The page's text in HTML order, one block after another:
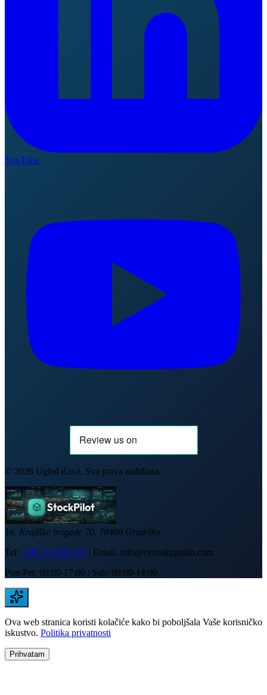
YouTube
© 2026 Ugled d.o.o. Sva prava zadržana.
16. Krajiške brigade 70, 78400 Gradiška
Tel: +387 51 830 375 | Email: info@svezakupatilo.com
Pon-Pet: 08:00-17:00 | Sub: 08:00-14:00
Ova web stranica koristi kolačiće kako bi poboljšala Vaše korisničko
iskustvo. Politika privatnosti
Prihvatam